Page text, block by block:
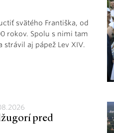
svätého Františka, od
rokov. Spolu s nimi tam
strávil aj pápež Lev XIV.
pred